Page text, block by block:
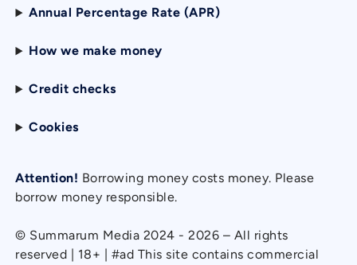
Annual Percentage Rate (APR)
How we make money
Credit checks
Cookies
Attention! Borrowing money costs money. Please
borrow money responsible.
© Summarum Media 2024 - 2026 – All rights
reserved | 18+ | #ad This site contains commercial